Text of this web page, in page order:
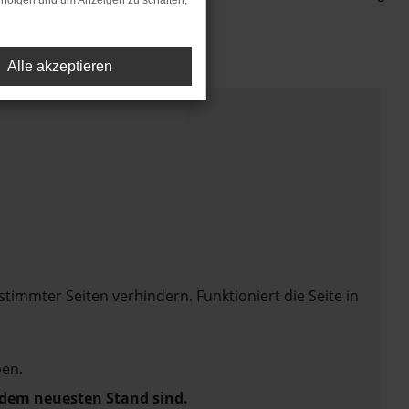
Seiten verhindern. Funktioniert die Seite in
neuesten Stand sind.
Alle akzeptieren